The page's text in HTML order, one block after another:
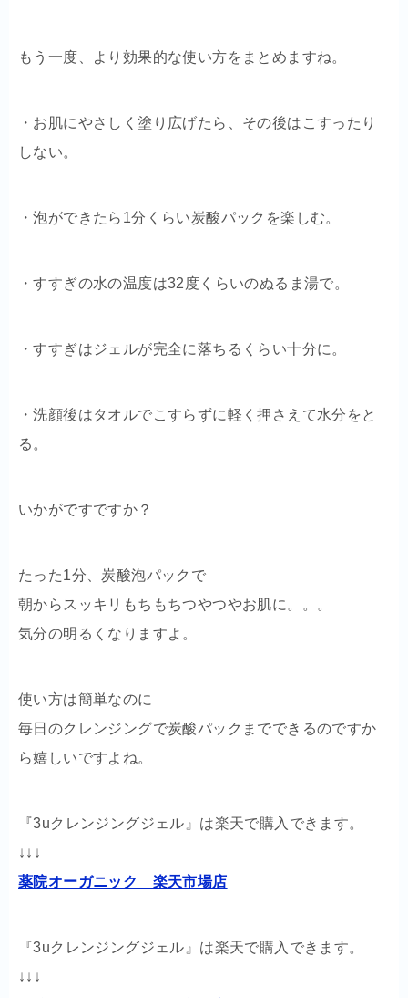
もう一度、より効果的な使い方をまとめますね。
・お肌にやさしく塗り広げたら、その後はこすったり
しない。
・泡ができたら1分くらい炭酸パックを楽しむ。
・すすぎの水の温度は32度くらいのぬるま湯で。
・すすぎはジェルが完全に落ちるくらい十分に。
・洗顔後はタオルでこすらずに軽く押さえて水分をと
る。
いかがですですか？
たった1分、炭酸泡パックで
朝からスッキリもちもちつやつやお肌に。。。
気分の明るくなりますよ。
使い方は簡単なのに
毎日のクレンジングで炭酸パックまでできるのですか
ら嬉しいですよね。
『3uクレンジングジェル』は楽天で購入できます。
↓↓↓
薬院オーガニック 楽天市場店
『3uクレンジングジェル』は楽天で購入できます。
↓↓↓